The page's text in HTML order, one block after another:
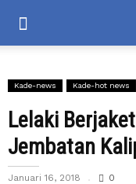
Kade-news Kade-hot news
Lelaki
Jembatan
Januari 16, 2018 0